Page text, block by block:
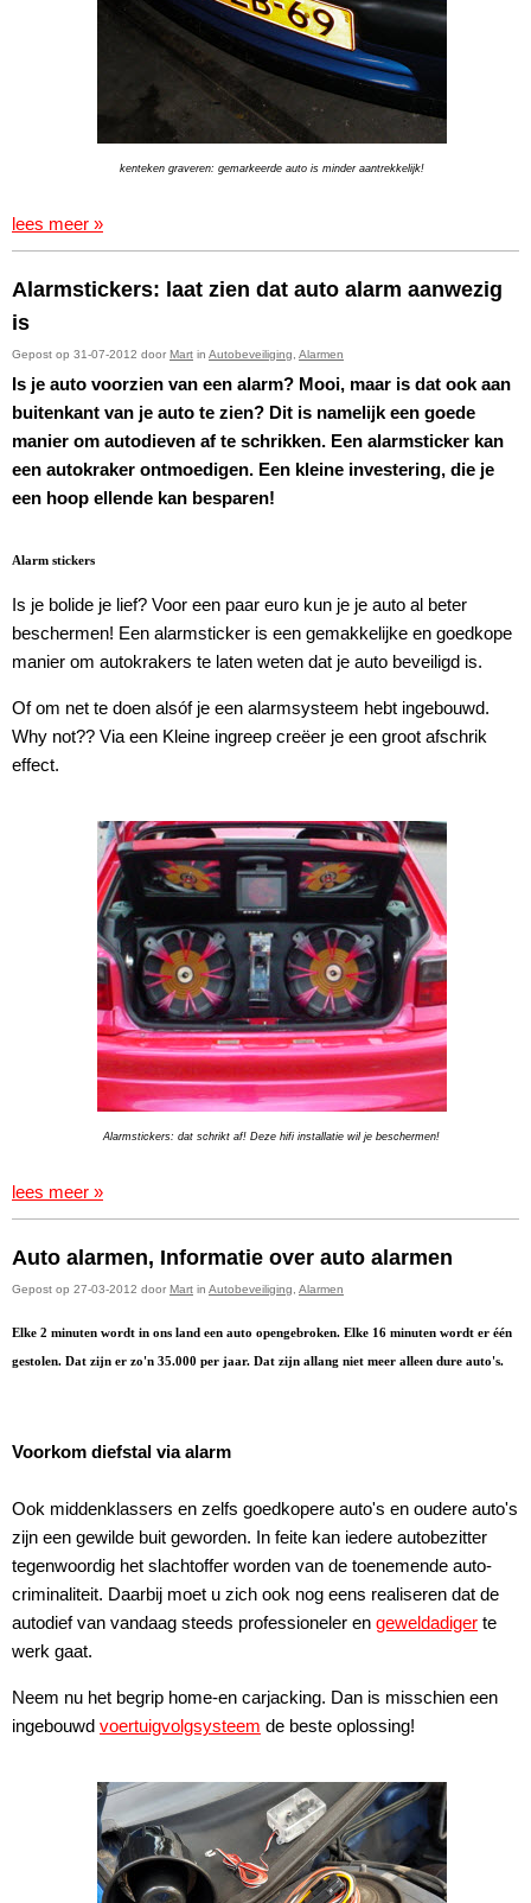
kenteken graveren: gemarkeerde auto is minder aantrekkelijk!
lees meer »
Alarmstickers: laat zien dat auto alarm aanwezig
is
Gepost op 31-07-2012 door Mart in Autobeveiliging Alarmen
Is je auto voorzien van een alarm? Mooi, maar is dat ook aan
buitenkant van je auto te zien? Dit is namelijk een goede
manier om autodieven af te schrikken. Een alarmsticker kan
een autokraker ontmoedigen. Een kleine investering, die je
een hoop ellende kan besparen!
Alarm stickers
Is je bolide je lief? Voor een paar euro kun je je auto al beter
beschermen! Een alarmsticker is een gemakkelijke en goedkope
manier om autokrakers te laten weten dat je auto beveiligd is.
Of om net te doen alsóf je een alarmsysteem hebt ingebouwd.
Why not?? Via een Kleine ingreep creëer je een groot afschrik
effect.
Alarmstickers: dat schrikt af! Deze hifi installatie wil je beschermen!
lees meer »
Auto alarmen, Informatie over auto alarmen
Gepost op 27-03-2012 door Mart in Autobeveiliging Alarmen
Elke 2 minuten wordt in ons land een auto opengebroken. Elke 16 minuten wordt er één
gestolen. Dat zijn er zo'n 35.000 per jaar. Dat zijn allang niet meer alleen dure auto's.
Voorkom diefstal via alarm
Ook middenklassers en zelfs goedkopere auto's en oudere auto's
zijn een gewilde buit geworden. In feite kan iedere autobezitter
tegenwoordig het slachtoffer worden van de toenemende auto-
criminaliteit. Daarbij moet u zich ook nog eens realiseren dat de
autodief van vandaag steeds professioneler en geweldadiger te
werk gaat.
Neem nu het begrip home-en carjacking. Dan is misschien een
ingebouwd voertuigvolgsysteem de beste oplossing!